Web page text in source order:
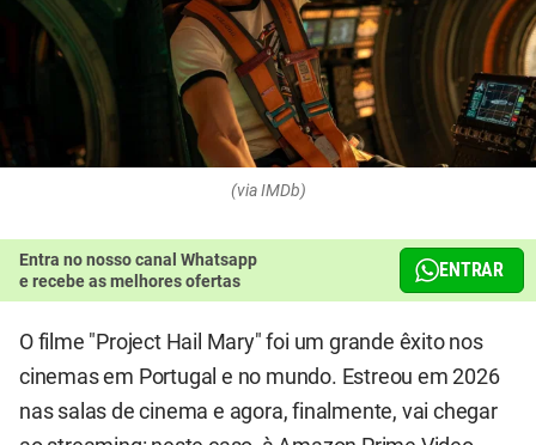
(via IMDb)
Entra no nosso canal Whatsapp
e recebe as melhores ofertas
ENTRAR
O filme "Project Hail Mary" foi um grande êxito nos
cinemas em Portugal e no mundo. Estreou em 2026
nas salas de cinema e agora, finalmente, vai chegar